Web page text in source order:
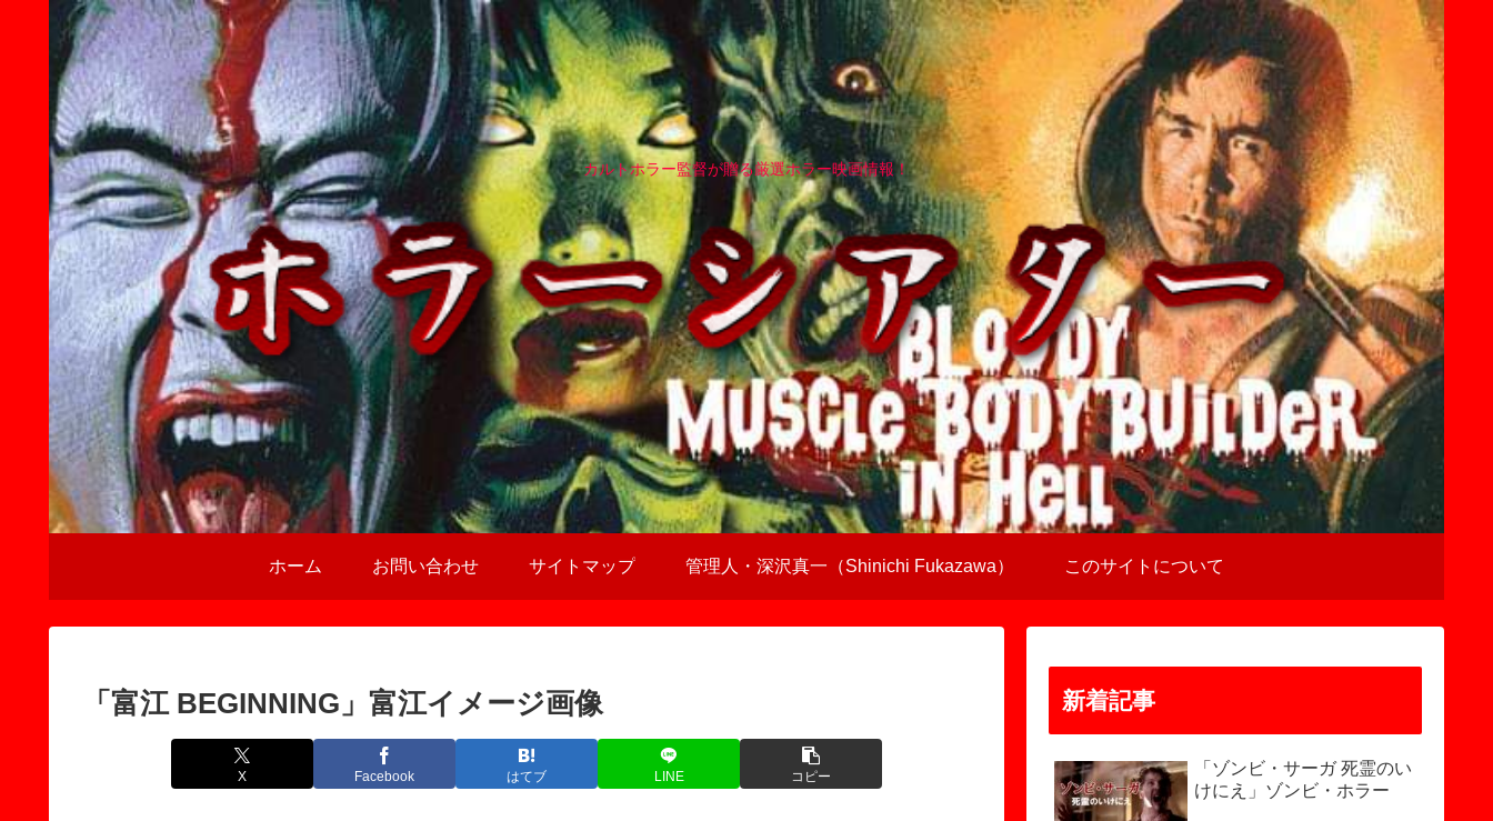
カルトホラー監督が贈る厳選ホラー映画情報！
ホーム お問い合わせ サイトマップ 管理人・深沢真一（Shinichi Fukazawa） このサイトについて
「富江 BEGINNING」富江イメージ画像
X Facebook はてブ LINE コピー
新着記事
「ゾンビ・サーガ 死霊のい
けにえ」ゾンビ・ホラー